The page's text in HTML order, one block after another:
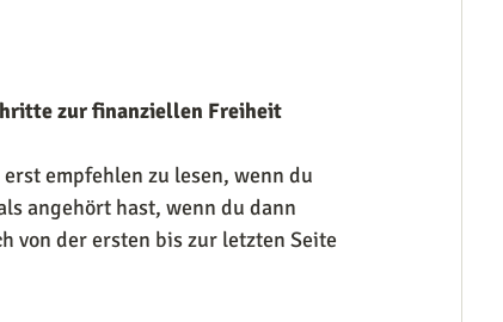
zur finanziellen Freiheit
empfehlen zu lesen, wenn du
angehört hast, wenn du dann
von der ersten bis zur letzten Seite